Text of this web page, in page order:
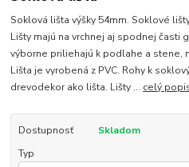
Soklová lišta výšky 54mm. Soklové
Lišty majú na vrchnej aj spodnej časti
výborne priliehajú k podlahe a stene,
Lišta je vyrobená z PVC. Rohy k
drevodekor ako lišta. Lišty ... celý
Dostupnosť
Skladom
Typ